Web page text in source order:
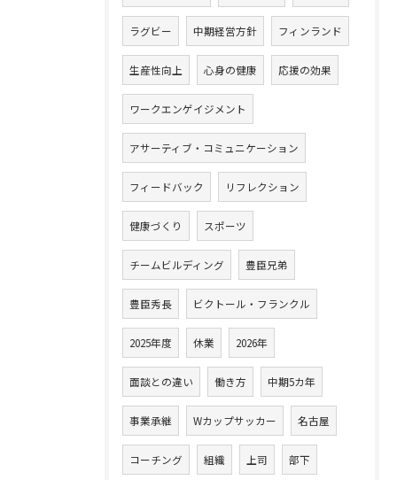
ラグビー 中期経営方針 フィンランド
生産性向上 心身の健康 応援の効果
ワークエンゲイジメント
アサーティブ・コミュニケーション
フィードバック リフレクション
健康づくり スポーツ
チームビルディング 豊臣兄弟
豊臣秀長 ビクトール・フランクル
2025年度 休業 2026年
面談との違い 働き方 中期5カ年
事業承継 Wカップサッカー 名古屋
コーチング 組織 上司 部下